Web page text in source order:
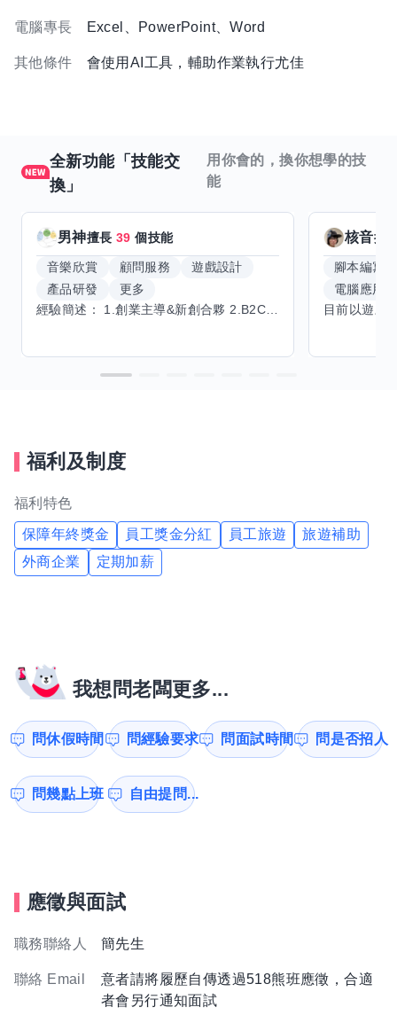
電腦專長 Excel、PowerPoint、Word
其他條件 會使用AI工具，輔助作業執行尤佳
全新功能「技能交
換」
用你會的，換你想學的技
能
男神擅長39 個技能
音樂欣賞 顧問服務
遊戲設計
產品研發
更多
核音擅
腳本編寫
電腦應用
福利及制度
福利特色
保障年終獎金 員工獎金分紅 員工旅遊
旅遊補助
外商企業
定期加薪
我想問老闆更多...
問休假時間 問經驗要求 問面試時間 問是否招人
問幾點上班 自由提問...
應徵與面試
職務聯絡人 簡先生
聯絡 Email
意者請將履歷自傳透過518熊班應徵，合適
者會另行通知面試